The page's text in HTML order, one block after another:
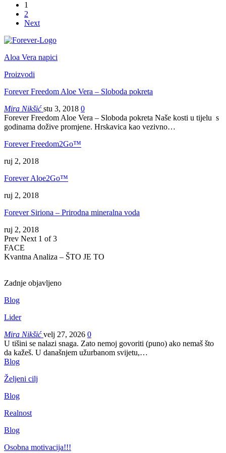
1
2
Next
Aloa Vera napici
Proizvodi
Forever Freedom Aloe Vera – Sloboda pokreta
Mira Nikšićstu 3, 2018 0
Forever Freedom Aloe Vera – Sloboda pokreta Naše kosti u tijelu s
godinama dožive promjene. Hrskavica kao vezivno…
Forever Freedom2Go™
ruj 2, 2018
Forever Aloe2Go™
ruj 2, 2018
Forever Siriona – Prirodna mineralna voda
ruj 2, 2018
Prev Next 1 of 3
FACE
Kvantna Analiza – ŠTO JE TO
Zadnje objavljeno
Blog
Lider
Mira Nikšićvelj 27, 2026 0
U tišini se nalazi snaga. Zato nemoj govoriti (puno) ako nemaš što
da kažeš. U današnjem užurbanom svijetu,…
Blog
Željeni cilj
Blog
Realnost
Blog
Osobna motivacija!!!